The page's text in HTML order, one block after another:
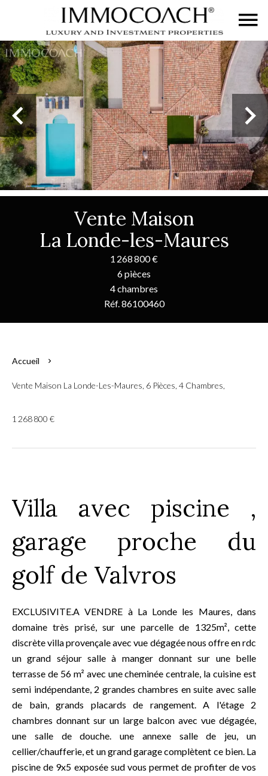
Vente Maison
La Londe-les-Maures
1 268 800 €
6 pièces
4 chambres
Réf. 86100460
Accueil
Vente Maison La Londe-Les-Maures, 6 Pièces, 4 Chambres,
1 268 800 €
Villa avec piscine ,
garage proche du
golf de Valvros
EXCLUSIVITE.A VENDRE à La Londe les Maures, dans
domaine très prisé, sur une parcelle de 1325m², cette
discrète villa provençale avec vue dégagée nous offre en rdc
un grand séjour salle à manger donnant sur une belle
terrasse de 56 m² avec une cheminée centrale, la cuisine est
semi indépendante, 2 grandes chambres en suite avec salle
de bain, grands placards de rangement. A l'étage 2
chambres donnant sur un large balcon avec vue dégagée,
une salle de douche. une annexe salle de jeu, un
cellier/chaufferie, et un grand garage complètent ce bien. La
piscine de 9x5 exposée sud vous permet de profiter de vos